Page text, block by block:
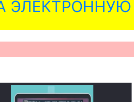
ЭЛЕКТРОННУЮ